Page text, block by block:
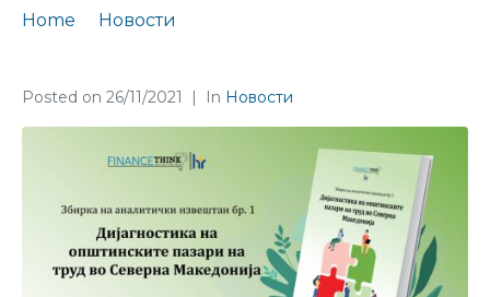
Home
Новости
Posted on 26/11/2021 In Новости